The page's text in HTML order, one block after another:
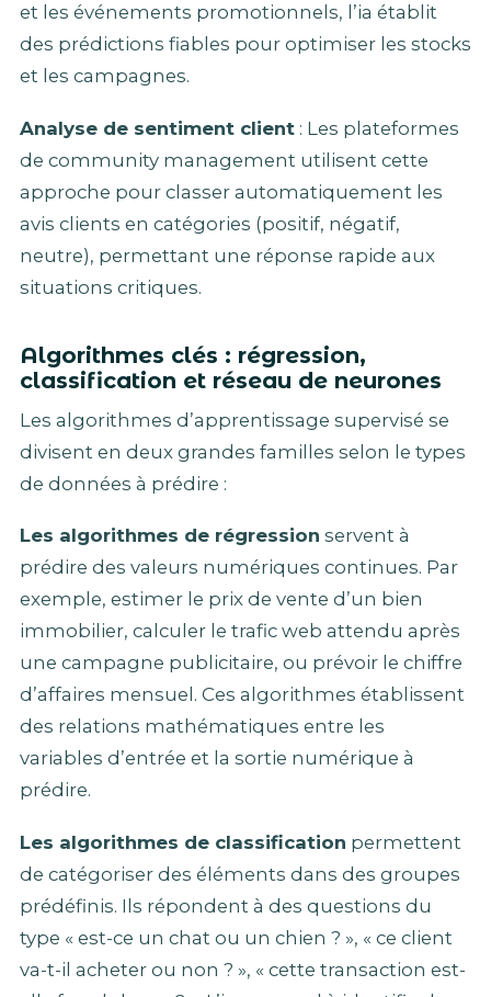
et les événements promotionnels, l’ia établit
des prédictions fiables pour optimiser les stocks
et les campagnes.
Analyse de sentiment client : Les plateformes
de community management utilisent cette
approche pour classer automatiquement les
avis clients en catégories (positif, négatif,
neutre), permettant une réponse rapide aux
situations critiques.
Algorithmes clés : régression,
classification et réseau de neurones
Les algorithmes d’apprentissage supervisé se
divisent en deux grandes familles selon le types
de données à prédire :
Les algorithmes de régression servent à
prédire des valeurs numériques continues. Par
exemple, estimer le prix de vente d’un bien
immobilier, calculer le trafic web attendu après
une campagne publicitaire, ou prévoir le chiffre
d’affaires mensuel. Ces algorithmes établissent
des relations mathématiques entre les
variables d’entrée et la sortie numérique à
prédire.
Les algorithmes de classification permettent
de catégoriser des éléments dans des groupes
prédéfinis. Ils répondent à des questions du
type « est-ce un chat ou un chien ? », « ce client
va-t-il acheter ou non ? », « cette transaction est-